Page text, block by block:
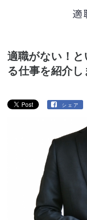
適
適職がない！
る仕事を紹介し
シェア